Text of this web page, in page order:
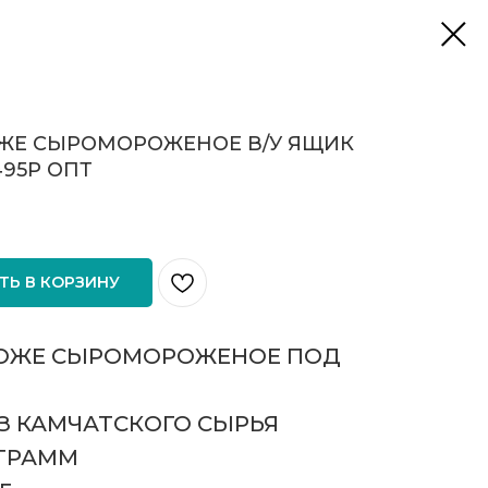
СЫРОМОРОЖЕНОЕ В/У ЯЩИК
ОПТ
В КОРЗИНУ
СЫРОМОРОЖЕНОЕ ПОД
КАМЧАТСКОГО СЫРЬЯ